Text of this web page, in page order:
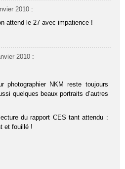
2010 :
attend le 27 avec impatience !
2010 :
photographier NKM reste toujours
quelques beaux portraits d’autres
du rapport CES tant attendu :
et fouillé !